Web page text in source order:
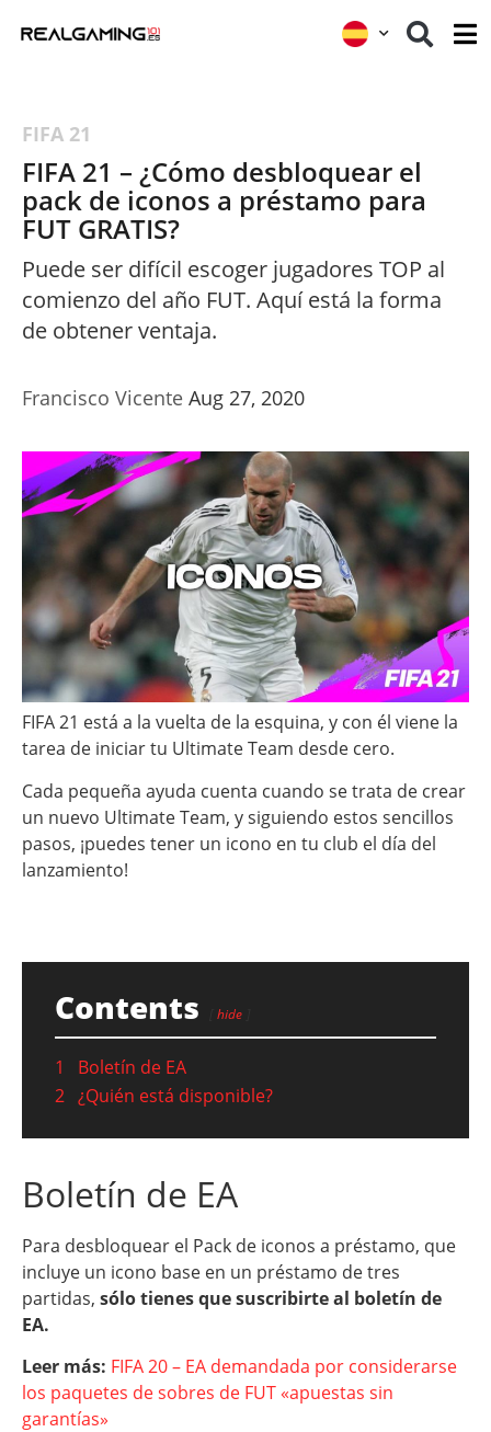
FIFA 21
FIFA 21 – ¿Cómo desbloquear el
pack de iconos a préstamo para
FUT GRATIS?
Puede ser difícil escoger jugadores TOP al
comienzo del año FUT. Aquí está la forma
de obtener ventaja.
Francisco Vicente Aug 27, 2020
FIFA 21 está a la vuelta de la esquina, y con él viene la
tarea de iniciar tu Ultimate Team desde cero.
Cada pequeña ayuda cuenta cuando se trata de crear
un nuevo Ultimate Team, y siguiendo estos sencillos
pasos, ¡puedes tener un icono en tu club el día del
lanzamiento!
Contents hide
1
Boletín de EA
2 ¿Quién está disponible?
Boletín de EA
Para desbloquear el Pack de iconos a préstamo, que
incluye un icono base en un préstamo de tres
partidas, sólo tienes que suscribirte al boletín de
EA.
Leer más: FIFA 20 – EA demandada por considerarse
los paquetes de sobres de FUT «apuestas sin
garantías»